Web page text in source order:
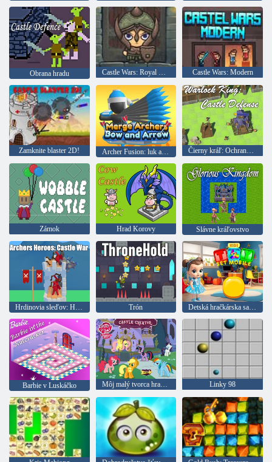
Obrana hradu Castle Wars: Royal Break and Drag Castle Wars: Modern
Zamknite blaster 2D! Archer Fusion: luk a šípka Čierny kráľ: Ochrana hradu
Zámok Hrad Korovy Slávne kráľovstvo
Hrdinovia sleďov: Hradná vojna Trón Detská hračkárska sada mobil
Barbie v Luskáčko Môj malý tvorca hradu Pony Linky 98